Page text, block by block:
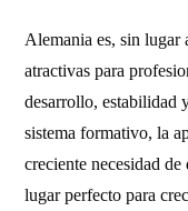
Alemania es, sin lugar
atractivas para
desarrollo, estabilidad
sistema formativo, la
creciente necesidad
lugar perfecto para